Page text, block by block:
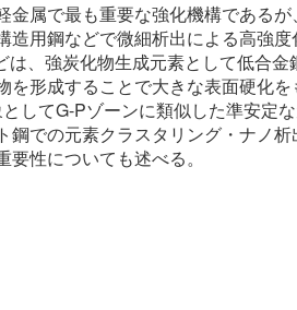
属で最も重要な強化機構である
用鋼などで微細析出による高強度
、強炭化物生成元素として低合
形成することで大きな表面硬化
してG-Pゾーンに類似した準安定
での元素クラスタリング・ナノ
性についても述べる。